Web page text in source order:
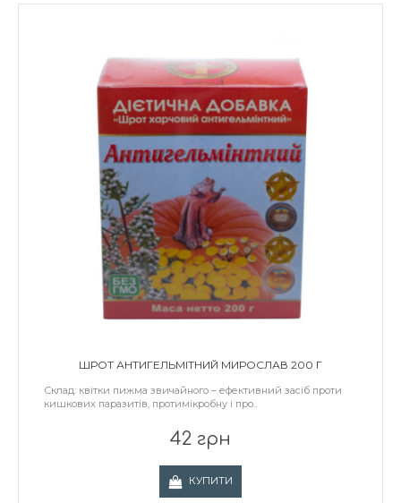
ШРОТ АНТИГЕЛЬМІТНИЙ МИРОСЛАВ 200 Г
Склад: квітки пижма звичайного – ефективний засіб проти
кишкових паразитів, протимікробну і про..
42 грн
КУПИТИ